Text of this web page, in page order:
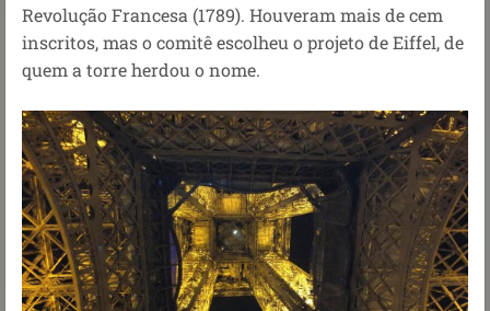
Revolução Francesa (1789). Houveram mais de cem
inscritos, mas o comitê escolheu o projeto de Eiffel, de
quem a torre herdou o nome.